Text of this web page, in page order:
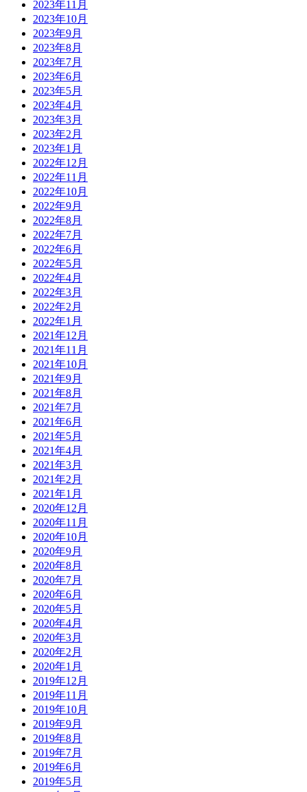
2023年11月
2023年10月
2023年9月
2023年8月
2023年7月
2023年6月
2023年5月
2023年4月
2023年3月
2023年2月
2023年1月
2022年12月
2022年11月
2022年10月
2022年9月
2022年8月
2022年7月
2022年6月
2022年5月
2022年4月
2022年3月
2022年2月
2022年1月
2021年12月
2021年11月
2021年10月
2021年9月
2021年8月
2021年7月
2021年6月
2021年5月
2021年4月
2021年3月
2021年2月
2021年1月
2020年12月
2020年11月
2020年10月
2020年9月
2020年8月
2020年7月
2020年6月
2020年5月
2020年4月
2020年3月
2020年2月
2020年1月
2019年12月
2019年11月
2019年10月
2019年9月
2019年8月
2019年7月
2019年6月
2019年5月